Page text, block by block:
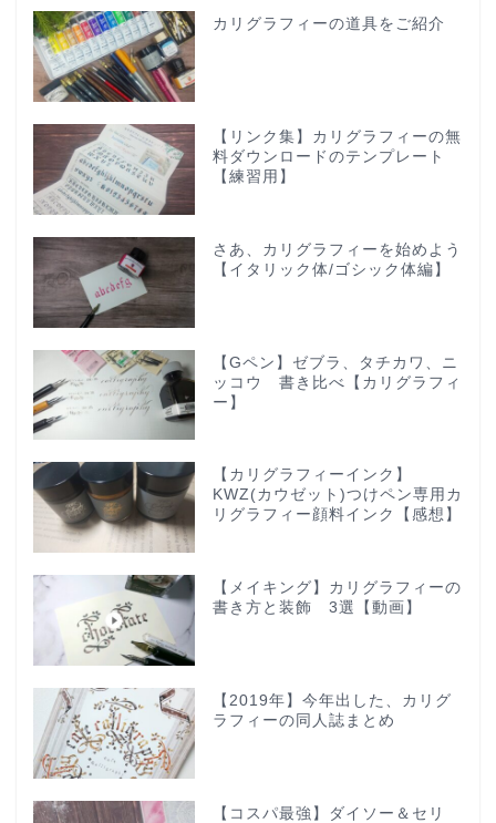
カリグラフィーの道具をご紹介
【リンク集】カリグラフィーの無
料ダウンロードのテンプレート
【練習用】
さあ、カリグラフィーを始めよう
【イタリック体/ゴシック体編】
【Gペン】ゼブラ、タチカワ、ニ
ッコウ 書き比べ【カリグラフィ
ー】
【カリグラフィーインク】
KWZ(カウゼット)つけペン専用カ
リグラフィー顔料インク【感想】
【メイキング】カリグラフィーの
書き方と装飾 3選【動画】
【2019年】今年出した、カリグ
ラフィーの同人誌まとめ
【コスパ最強】ダイソー＆セリ